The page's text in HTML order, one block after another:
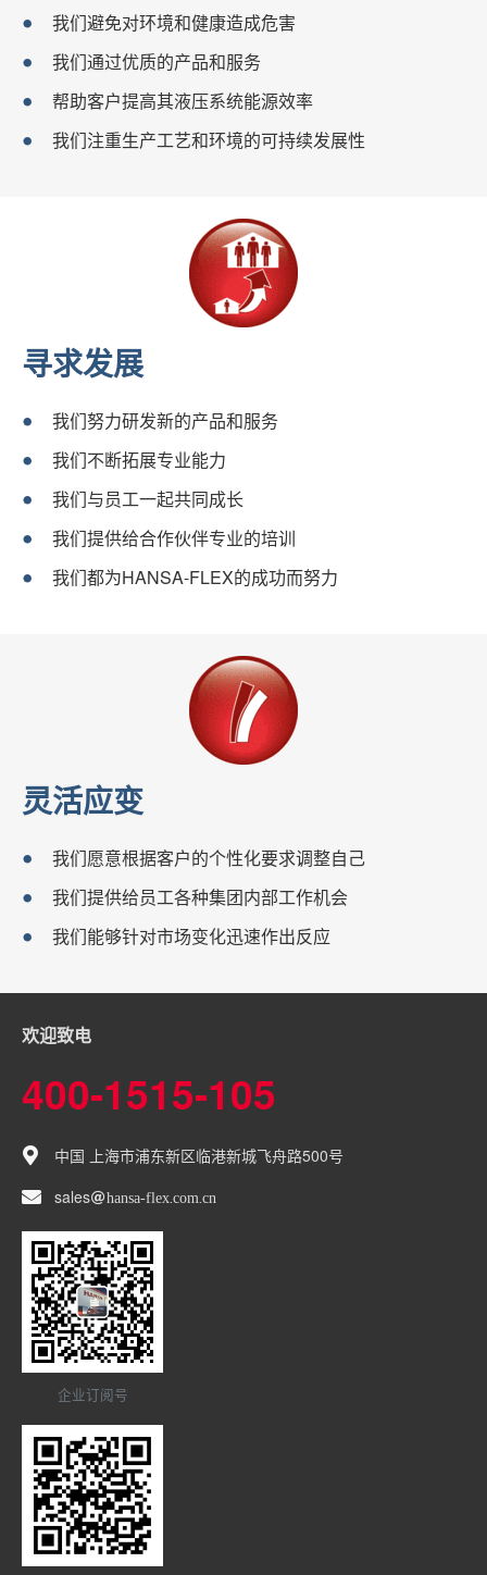
我们避免对环境和健康造成危害
我们通过优质的产品和服务
帮助客户提高其液压系统能源效率
我们注重生产工艺和环境的可持续发展性
寻求发展
我们努力研发新的产品和服务
我们不断拓展专业能力
我们与员工一起共同成长
我们提供给合作伙伴专业的培训
我们都为HANSA-FLEX的成功而努力
灵活应变
我们愿意根据客户的个性化要求调整自己
我们提供给员工各种集团内部工作机会
我们能够针对市场变化迅速作出反应
欢迎致电
400-1515-105
中国 上海市浦东新区临港新城飞舟路500号
sales
hansa-flex com cn
企业订阅号